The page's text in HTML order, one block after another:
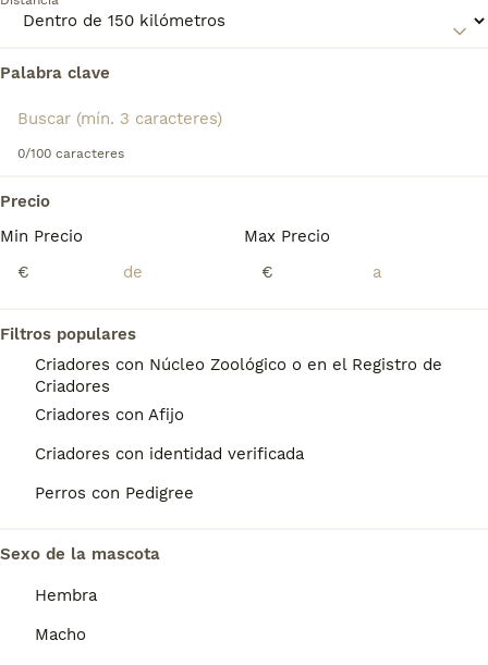
Palabra clave
0/100 caracteres
Precio
Min Precio
€
Max Precio
€
Filtros populares
Criadores con Núcleo Zoológico o en el Registro de
Criadores
Criadores con Afijo
Criadores con identidad verificada
Perros con Pedigree
Sexo de la mascota
Hembra
Macho
Encontramos 0 Grifón Azul de Gascuña
Si deseas exactamente esta búsqueda guarda tu
búsqueda y espera el resultado perfecto:
Preguntas frecuentes
¿Qué tamaño tiene un Grifón
azul de Gascuña?
Apariencia. Este grifón azul tiene un tamaño
medio (50 a 57 cm) hasta la cruz, con un
manto áspero que lo caracteriza (como
grifón que es) de color moteado azulado,
curvada.
¿Los grifones azules son